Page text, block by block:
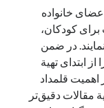
خانواده
کودکان،
در ضمن
ابتدای تهیة
اهمیت قلمداد
مقالات دقیق‌تر